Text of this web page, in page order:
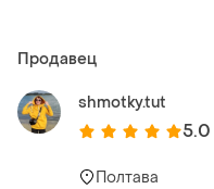
Продавец
shmotky.tut
5.0
Полтава